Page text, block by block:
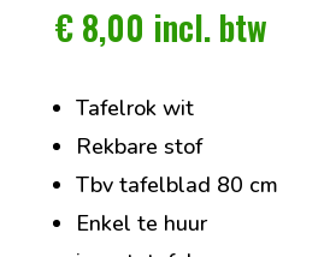
€8,00 incl. btw
Tafelrok wit
Rekbare stof
Tbv tafelblad 80 cm
Enkel te huur